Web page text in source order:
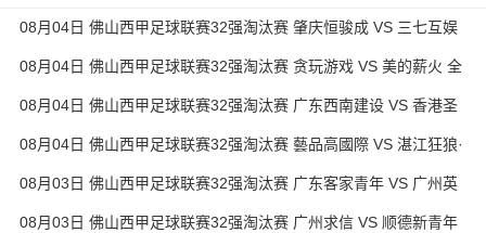
08月04日 佛山西甲足球联赛32强淘汰赛 肇庆恒骏成 VS 三七互娱
全场录像
08月04日 佛山西甲足球联赛32强淘汰赛 贪玩游戏 VS 美的薪火 全
场录像
08月04日 佛山西甲足球联赛32强淘汰赛 广东西南建设 VS 香港圣
徒 全场录像
08月04日 佛山西甲足球联赛32强淘汰赛 藝品高國際 VS 湛江狂狼·
粵辉能源 全场录像
08月03日 佛山西甲足球联赛32强淘汰赛 广东客家青年 VS 广州英
华思力U17 全场录像
08月03日 佛山西甲足球联赛32强淘汰赛 广州求信 VS 顺德新青年